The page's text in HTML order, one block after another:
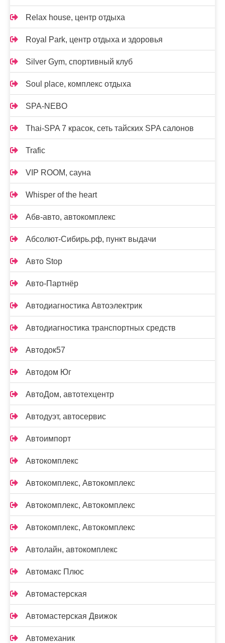
Relax house, центр отдыха
Royal Park, центр отдыха и здоровья
Silver Gym, спортивный клуб
Soul place, комплекс отдыха
SPA-NEBO
Thai-SPA 7 красок, сеть тайских SPA салонов
Trafic
VIP ROOM, сауна
Whisper of the heart
Абв-авто, автокомплекс
Абсолют-Сибирь.рф, пункт выдачи
Авто Stop
Авто-Партнёр
Автодиагностика Автоэлектрик
Автодиагностика транспортных средств
Автодок57
Автодом Юг
АвтоДом, автотехцентр
Автодуэт, автосервис
Автоимпорт
Автокомплекс
Автокомплекс, Автокомплекс
Автокомплекс, Автокомплекс
Автокомплекс, Автокомплекс
Автолайн, автокомплекс
Автомакс Плюс
Автомастерская
Автомастерская Движок
Автомеханик